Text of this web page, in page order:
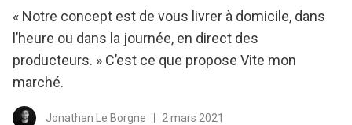
« Notre concept est de vous livrer à domicile, dans
l’heure ou dans la journée, en direct des
producteurs. » C’est ce que propose Vite mon
marché.
Jonathan Le Borgne
2 mars 2021